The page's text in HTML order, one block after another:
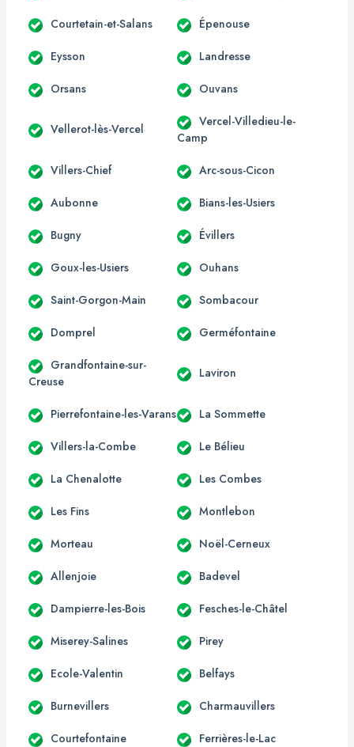
Courtetain-et-Salans Épenouse
Eysson Landresse
Orsans Ouvans
Vellerot-lès-Vercel
Vercel-Villedieu-le-
Camp
Villers-Chief Arc-sous-Cicon
Aubonne Bians-les-Usiers
Bugny Évillers
Goux-les-Usiers Ouhans
Saint-Gorgon-Main Sombacour
Domprel Germéfontaine
Grandfontaine-sur-
Creuse
Laviron
Pierrefontaine-les-Varans La Sommette
Villers-la-Combe Le Bélieu
La Chenalotte Les Combes
Les Fins Montlebon
Morteau Noël-Cerneux
Allenjoie Badevel
Dampierre-les-Bois Fesches-le-Châtel
Miserey-Salines Pirey
Ecole-Valentin Belfays
Burnevillers Charmauvillers
Courtefontaine Ferrières-le-Lac